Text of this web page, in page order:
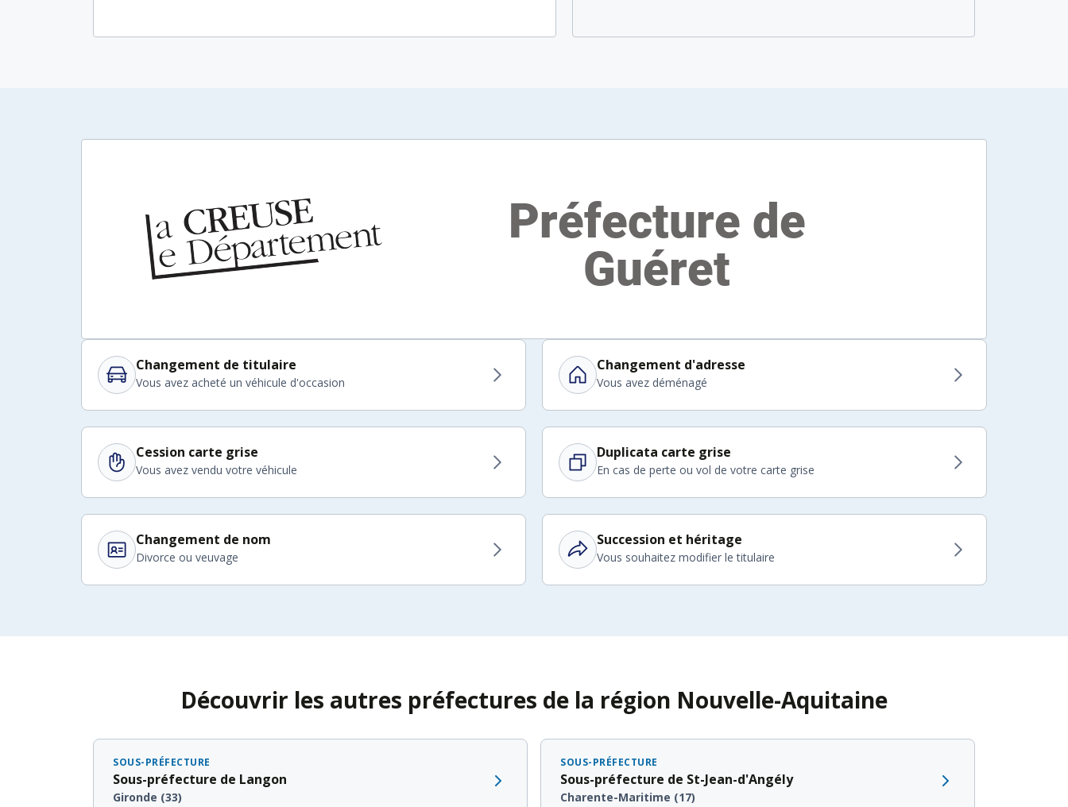
Changement de titulaire
Vous avez acheté un véhicule d'occasion
Changement d'adresse
Vous avez déménagé
Cession carte grise
Vous avez vendu votre véhicule
Duplicata carte grise
En cas de perte ou vol de votre carte grise
Changement de nom
Divorce ou veuvage
Succession et héritage
Vous souhaitez modifier le titulaire
Découvrir les autres préfectures de la région Nouvelle-Aquitaine
SOUS-PRÉFECTURE
Sous-préfecture de Langon
Gironde (33)
SOUS-PRÉFECTURE
Sous-préfecture de St-Jean-d'Angély
Charente-Maritime (17)